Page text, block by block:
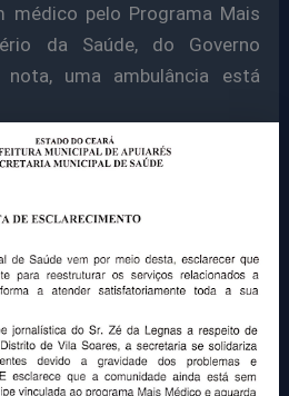
médico pelo Programa Mais
da Saúde, do Governo
nota, uma ambulância está